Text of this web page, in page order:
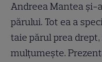
Andreea Mantea și-
părului. Tot ea a
taie părul prea
mulțumește.